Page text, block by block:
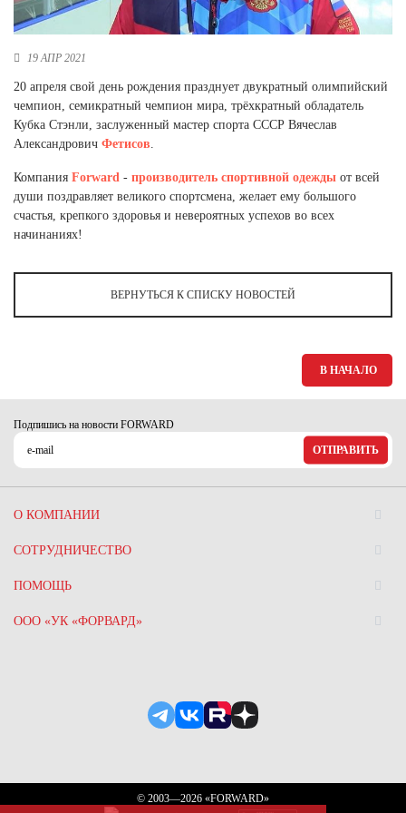
Новосибирская область (3)
Республика Башкортостан (3)
Республика Крым (1)
Республика Татарстан (2)
Ростовская область (2)
Самарская область (1)
Санкт-Петербург и ЛО (3)
Саратовская область (1)
Свердловская область (5)
Томская область (1)
19 АПР 2021
20 апреля свой день рождения празднует двукратный олимпийский
чемпион, семикратный чемпион мира, трёхкратный обладатель
Кубка Стэнли, заслуженный мастер спорта СССР Вячеслав
Александрович Фетисов.
Компания Forward - производитель спортивной одежды от всей
души поздравляет великого спортсмена, желает ему большого
счастья, крепкого здоровья и невероятных успехов во всех
начинаниях!
ВЕРНУТЬСЯ К СПИСКУ НОВОСТЕЙ
В НАЧАЛО
Подпишись на новости FORWARD
ОТПРАВИТЬ
О КОМПАНИИ
СОТРУДНИЧЕСТВО
ПОМОЩЬ
ООО «УК «ФОРВАРД»
© 2003—2026 «FORWARD»